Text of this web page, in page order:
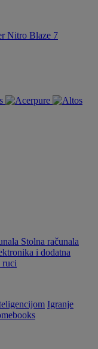
Nitro Blaze 7
Stolna računala
i dodatna
ruci
Igranje